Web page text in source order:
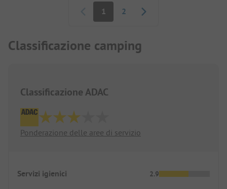
1 2
Classificazione camping
Classificazione ADAC
Ponderazione delle aree di servizio
Servizi igienici 2.9